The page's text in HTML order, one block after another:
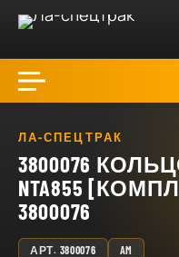
ЛА-СПЕЦТРАК
3800076
NTA855
3800076
АРТ. 3800076 AM